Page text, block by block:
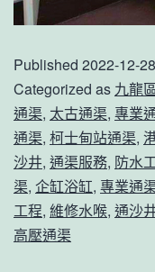
Published 2022-12-28
Categorized as 九龍
通渠, 太古通渠, 專業
通渠, 柯士甸站通渠,
沙井, 通渠服務, 防水
渠, 企缸浴缸, 專業通
工程, 維修水喉, 通沙
高壓通渠